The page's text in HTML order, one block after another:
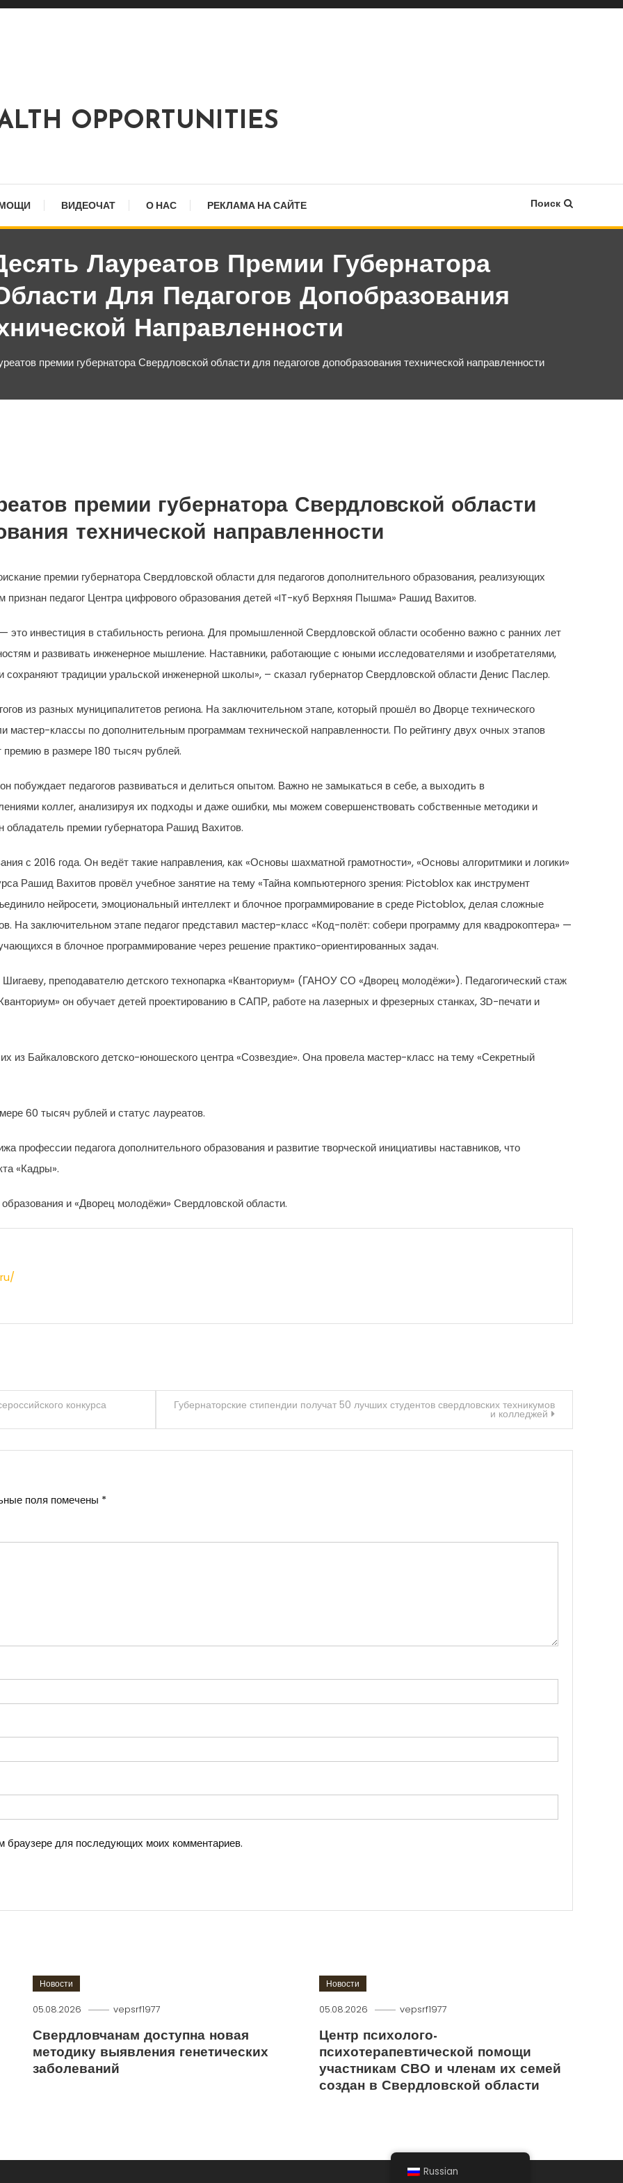
OPPORTUNITIES
ВИДЕОЧАТ О НАС РЕКЛАМА НА САЙТЕ Поиск
Лауреатов Премии Губернатора
Для Педагогов Допобразования
Направленности
премии губернатора Свердловской области для педагогов допобразования технической направленности
премии губернатора Свердловской области
технической направленности
премии губернатора Свердловской области для педагогов дополнительного образования, реализующих
признан педагог Центра цифрового образования детей «IT-куб Верхняя Пышма» Рашид Вахитов.
это инвестиция в стабильность региона. Для промышленной Свердловской области особенно важно с ранних лет
и развивать инженерное мышление. Наставники, работающие с юными исследователями и изобретателями,
традиции уральской инженерной школы», – сказал губернатор Свердловской области Денис Паслер.
из разных муниципалитетов региона. На заключительном этапе, который прошёл во Дворце технического
классы по дополнительным программам технической направленности. По рейтингу двух очных этапов
в размере 180 тысяч рублей.
побуждает педагогов развиваться и делиться опытом. Важно не замыкаться в себе, а выходить в
коллег, анализируя их подходы и даже ошибки, мы можем совершенствовать собственные методики и
премии губернатора Рашид Вахитов.
с 2016 года. Он ведёт такие направления, как «Основы шахматной грамотности», «Основы алгоритмики и логики»
Рашид Вахитов провёл учебное занятие на тему «Тайна компьютерного зрения: Pictoblox как инструмент
нейросети, эмоциональный интеллект и блочное программирование в среде Pictoblox, делая сложные
На заключительном этапе педагог представил мастер-класс «Код-полёт: собери программу для квадрокоптера» —
в блочное программирование через решение практико-ориентированных задач.
преподавателю детского технопарка «Кванториум» (ГАНОУ СО «Дворец молодёжи»). Педагогический стаж
он обучает детей проектированию в САПР, работе на лазерных и фрезерных станках, 3D-печати и
из Байкаловского детско-юношеского центра «Созвездие». Она провела мастер-класс на тему «Секретный
60 тысяч рублей и статус лауреатов.
профессии педагога дополнительного образования и развитие творческой инициативы наставников, что
«Кадры».
и «Дворец молодёжи» Свердловской области.
конкурса Губернаторские стипендии получат 50 лучших студентов свердловских техникумов
и колледжей
поля помечены *
для последующих моих комментариев.
Новости
05.08.2026 vepsrf1977
Свердловчанам доступна новая
методику выявления генетических
заболеваний
Новости
05.08.2026 vepsrf1977
Центр психолого-
психотерапевтической помощи
участникам СВО и членам их семей
создан в Свердловской области
Russian